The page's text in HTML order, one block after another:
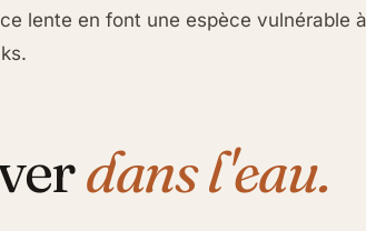
lente en font une espèce vulnérable
dans l'eau.